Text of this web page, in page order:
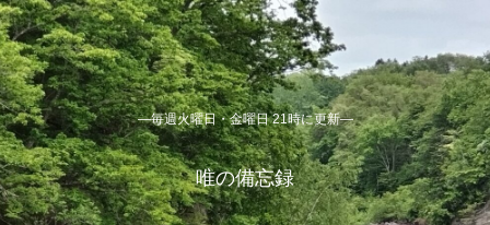
―毎週火曜日・金曜日 21時に更新―
唯の備忘録